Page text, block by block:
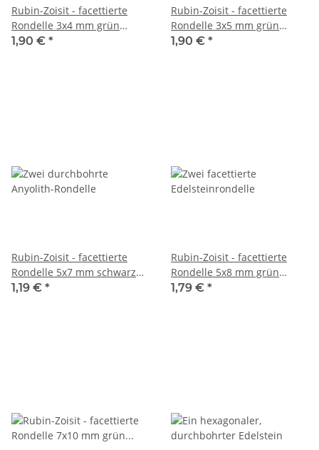
Rubin-Zoisit - facettierte
Rondelle 3x4 mm grün
multicolor, 3 Stk /1454s
1,90 € *
Rubin-Zoisit - facettierte
Rondelle 3x5 mm grün
multicolor, 4 Stk /1451s
1,90 € *
Rubin-Zoisit - facettierte
Rondelle 5x7 mm schwarz
grün magenta, 2 Stk /2050s
1,19 € *
Rubin-Zoisit - facettierte
Rondelle 5x8 mm grün
schwarz, 4 Stk /1169s
1,79 € *